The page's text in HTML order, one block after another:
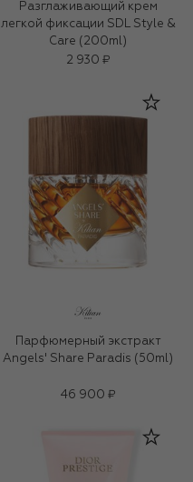
Разглаживающий крем
легкой фиксации SDL Style &
Care (200ml)
2 930 ₽
Парфюмерный экстракт
Angels' Share Paradis (50ml)
46 900 ₽